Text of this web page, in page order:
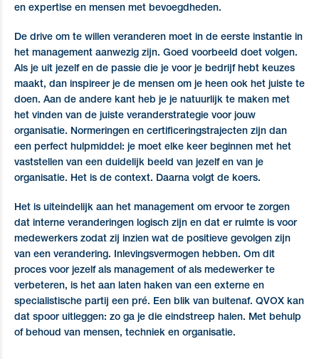
en expertise en mensen met bevoegdheden.
De drive om te willen veranderen moet in de eerste instantie in
het management aanwezig zijn. Goed voorbeeld doet volgen.
Als je uit jezelf en de passie die je voor je bedrijf hebt keuzes
maakt, dan inspireer je de mensen om je heen ook het juiste te
doen. Aan de andere kant heb je je natuurlijk te maken met
het vinden van de juiste veranderstrategie voor jouw
organisatie. Normeringen en certificeringstrajecten zijn dan
een perfect hulpmiddel: je moet elke keer beginnen met het
vaststellen van een duidelijk beeld van jezelf en van je
organisatie. Het is de context. Daarna volgt de koers.
Het is uiteindelijk aan het management om ervoor te zorgen
dat interne veranderingen logisch zijn en dat er ruimte is voor
medewerkers zodat zij inzien wat de positieve gevolgen zijn
van een verandering. Inlevingsvermogen hebben. Om dit
proces voor jezelf als management of als medewerker te
verbeteren, is het aan laten haken van een externe en
specialistische partij een pré. Een blik van buitenaf. QVOX kan
dat spoor uitleggen: zo ga je die eindstreep halen. Met behulp
of behoud van mensen, techniek en organisatie.